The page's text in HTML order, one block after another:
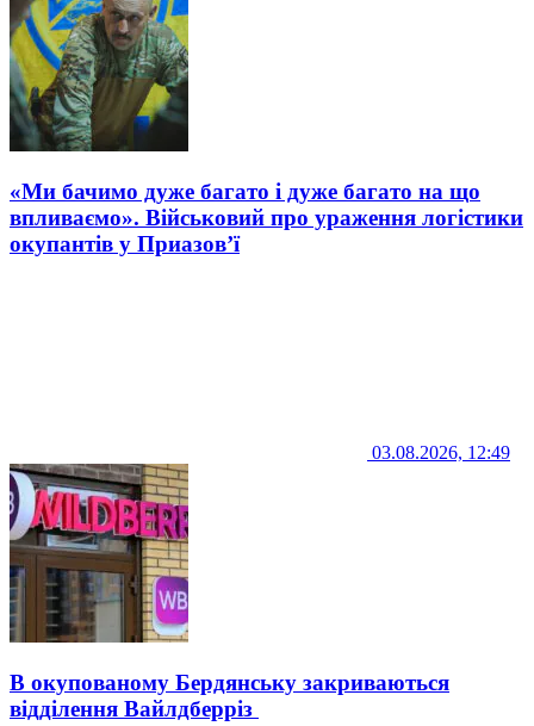
«Ми бачимо дуже багато і дуже багато на що
впливаємо». Військовий про ураження логістики
окупантів у Приазов’ї
03.08.2026, 12:49
В окупованому Бердянську закриваються
відділення Вайлдберріз